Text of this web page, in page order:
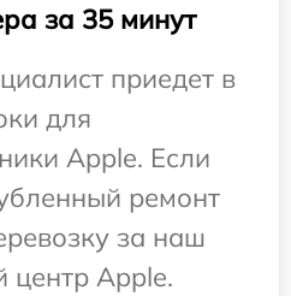
за 35 минут
приедет в
для
Apple. Если
ремонт
за наш
центр Apple.